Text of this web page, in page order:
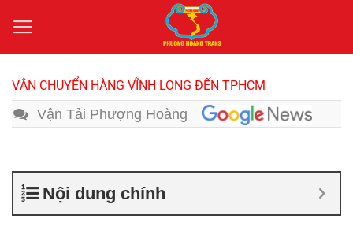
qua
nội
dung
VẬN CHUYỂN HÀNG VĨNH LONG ĐẾN TPHCM
Vận Tải Phượng Hoàng
Nội dung chính